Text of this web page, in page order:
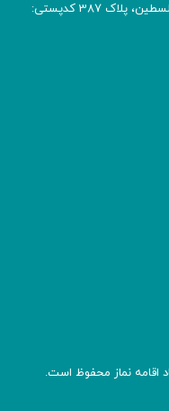
آدرس: پسـتی تهران، خیابان طالقانی، میدان فلسطین، پلاک 387 کدپستی:
نماز محفوظ است.